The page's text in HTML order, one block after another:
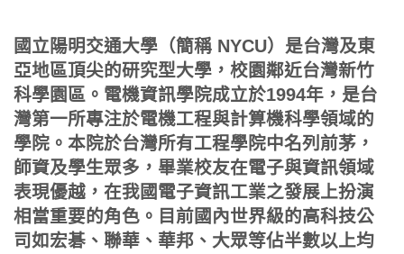
國立陽明交通大學（簡稱 NYCU）是台灣及東
亞地區頂尖的研究型大學，校園鄰近台灣新竹
科學園區。電機資訊學院成立於1994年，是台
灣第一所專注於電機工程與計算機科學領域的
學院。本院於台灣所有工程學院中名列前茅，
師資及學生眾多，畢業校友在電子與資訊領域
表現優越，在我國電子資訊工業之發展上扮演
相當重要的角色。目前國內世界級的高科技公
司如宏碁、聯華、華邦、大眾等佔半數以上均